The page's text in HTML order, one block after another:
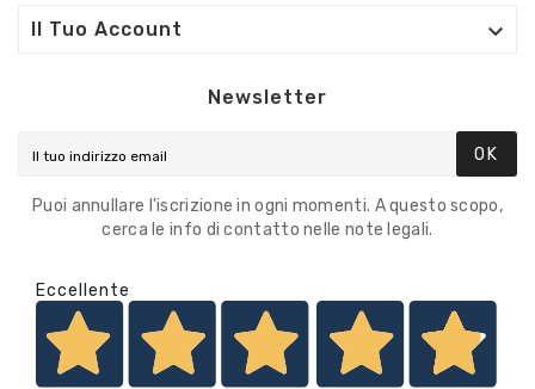
Il Tuo Account 
Newsletter
OK
Puoi annullare l'iscrizione in ogni momenti. A questo scopo,
cerca le info di contatto nelle note legali.
Eccellente